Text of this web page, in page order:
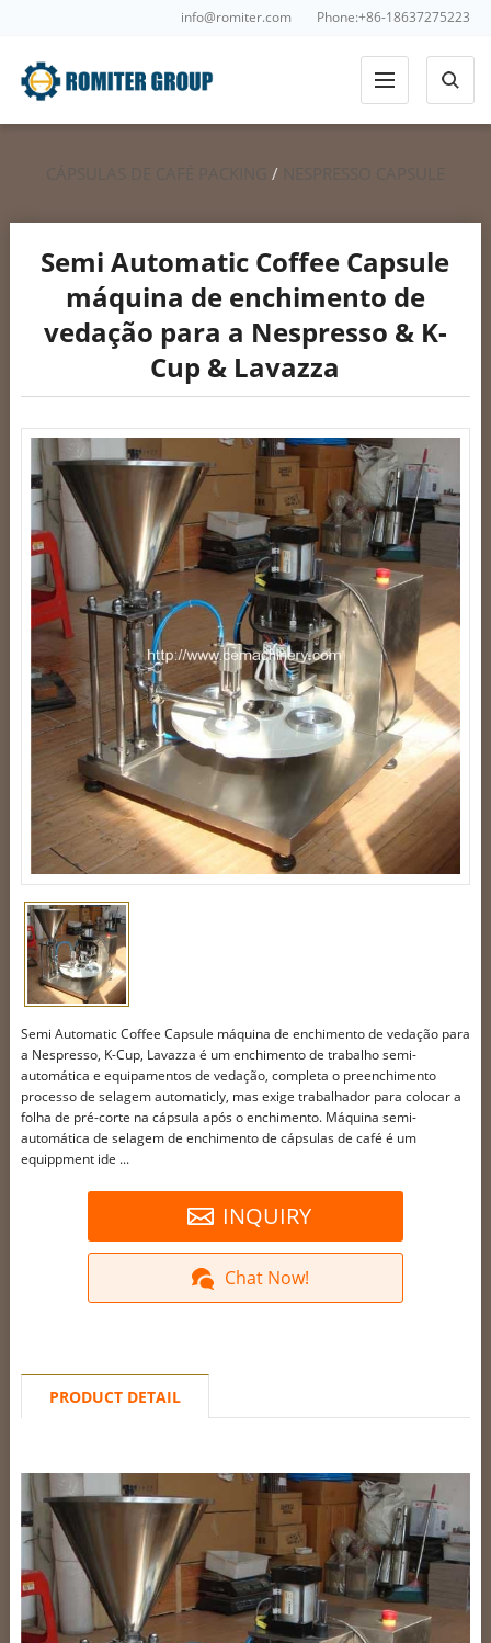
info@romiter.com Phone:+86-18637275223
/
SELAGEM ENCHIMENTO / ROTARY CAFÉ CAPSULE FILLING
Semi Automatic Coffee Capsule
máquina de enchimento de
vedação para a Nespresso & K-
Cup & Lavazza
Semi Automatic Coffee Capsule máquina de enchimento de vedação para
a Nespresso, K-Cup, Lavazza é um enchimento de trabalho semi-
automática e equipamentos de vedação, completa o preenchimento
processo de selagem automaticly, mas exige trabalhador para colocar a
folha de pré-corte na cápsula após o enchimento. Máquina semi-
automática de selagem de enchimento de cápsulas de café é um
equippment ide ...
INQUIRY
Chat Now!
PRODUCT DETAIL